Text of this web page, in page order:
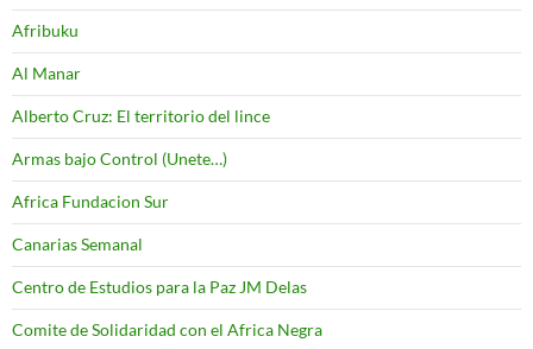
Afribuku
Al Manar
Alberto Cruz: El territorio del lince
Armas bajo Control (Unete…)
Africa Fundacion Sur
Canarias Semanal
Centro de Estudios para la Paz JM Delas
Comite de Solidaridad con el Africa Negra